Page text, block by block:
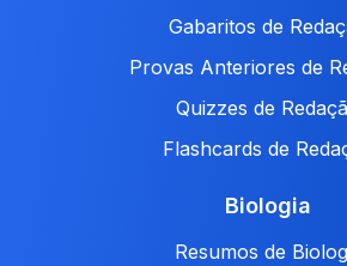
Gabaritos de
Provas Anteriores de
Quizzes de
Flashcards de
Biologia
Resumos de